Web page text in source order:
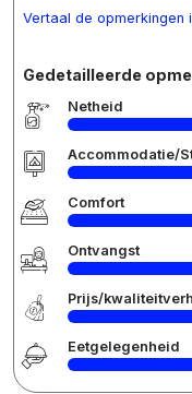
Vertaal de opmerkingen
Gedetailleerde
Netheid
Accommodatie/
Comfort
Ontvangst
Prijs/
Eetgelegenheid